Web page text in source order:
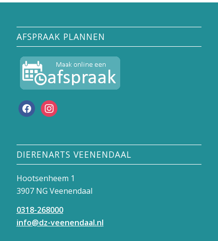
AFSPRAAK PLANNEN
facebookinstagram
DIERENARTS VEENENDAAL
Hootsenheem 1
3907 NG Veenendaal
0318-268000
info@dz-veenendaal.nl